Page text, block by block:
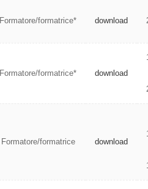
Formatore/formatrice* download
Formatore/formatrice* download
Formatore/formatrice download